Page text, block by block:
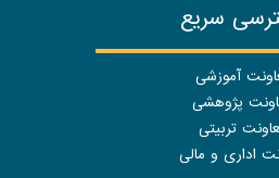
سریع
آموزشی
پژوهشی
تربیتی
اداری و مالی